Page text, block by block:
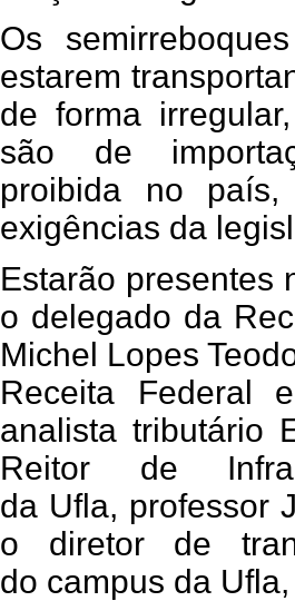
Os
estarem
de forma
são de
proibida no
exigências da
Estarão presentes
o delegado da
Michel Lopes
Receita Federal
analista tributário
Reitor de
da Ufla, professor
o diretor de
do campus da